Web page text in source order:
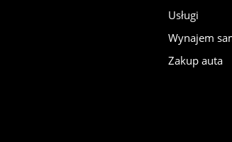
Usługi
Wynajem
Zakup auta